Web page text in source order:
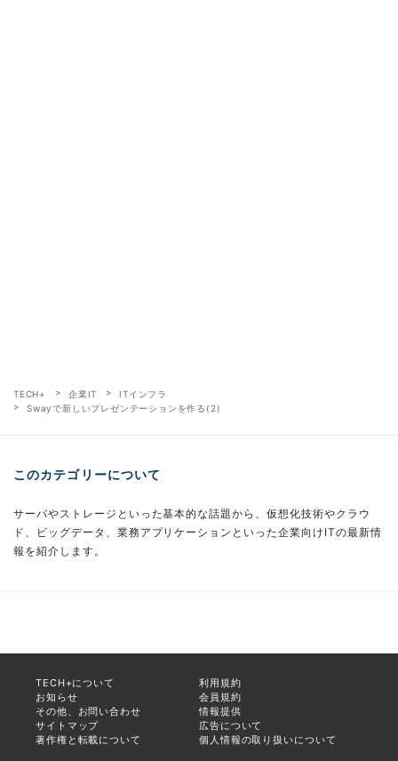
TECH+ 企業IT
ITインフラ
Swayで新しいプレゼンテーションを作る(2)
このカテゴリーについて
サーバやストレージといった基本的な話題から、仮想化技術やクラウ
ド、ビッグデータ、業務アプリケーションといった企業向けITの最新情
報を紹介します。
TECH+について
利用規約
お知らせ
会員規約
その他、お問い合わせ
情報提供
サイトマップ
広告について
著作権と転載について
個人情報の取り扱いについて